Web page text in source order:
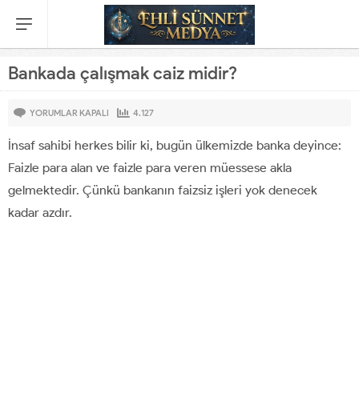
Bankada çalışmak caiz midir?
BANKADA
CAIZ
IÇIN
YORUMLAR KAPALI 4.127
İnsaf sahibi herkes bilir ki, bugün ülkemizde banka deyince:
Faizle para alan ve faizle para veren müessese akla
gelmektedir. Çünkü bankanın faizsiz işleri yok denecek
kadar azdır.